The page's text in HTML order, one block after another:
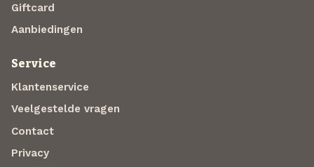
Giftcard
Aanbiedingen
Service
Klantenservice
Veelgestelde vragen
Contact
Privacy